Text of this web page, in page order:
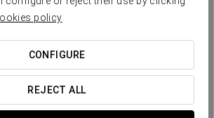
policy
CONFIGURE
REJECT ALL
дополняет
ОСНОВНЫЕ УСЛУГИ
номера